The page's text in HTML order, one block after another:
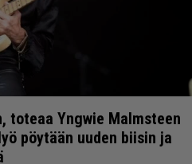
toteaa Yngwie Malmsteen
pöytään uuden biisin ja